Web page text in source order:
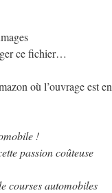
ce fichier…
où l’ouvrage est en
!
passion coûteuse
courses automobiles